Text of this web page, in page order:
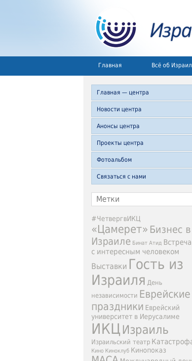
Главная Всё об
Главная — центра
Новости центра
Анонсы центра
Проекты центра
Фотоальбом
Связаться с нами
Метки
#ЧетвергвИКЦ
«Цамерет» Бизнес в
Израиле Бинат Атид Встреча
с интересным человеком
Выставки Гость из
Израиля День
независимости Еврейские
праздники Еврейский
университет в Иерусалиме
ИКЦ Израиль
Израильский театр
Кино Киноклуб Кинопоказ